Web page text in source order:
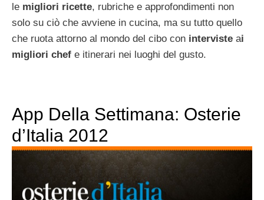
le migliori ricette, rubriche e approfondimenti non
solo su ciò che avviene in cucina, ma su tutto quello
che ruota attorno al mondo del cibo con interviste ai
migliori chef e itinerari nei luoghi del gusto.
App Della Settimana: Osterie
d’Italia 2012